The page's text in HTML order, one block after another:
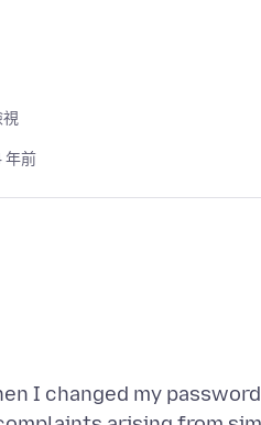
視
年前
I changed my